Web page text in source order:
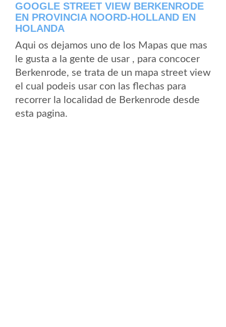
GOOGLE STREET VIEW BERKENRODE
EN PROVINCIA NOORD-HOLLAND EN
HOLANDA
Aqui os dejamos uno de los Mapas que mas
le gusta a la gente de usar , para concocer
Berkenrode, se trata de un mapa street view
el cual podeis usar con las flechas para
recorrer la localidad de Berkenrode desde
esta pagina.